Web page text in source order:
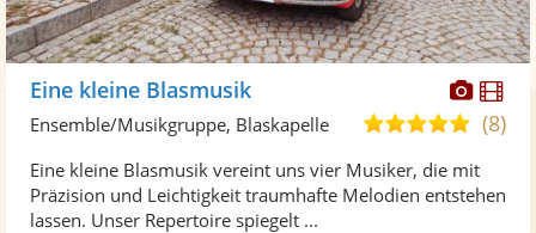
Fotos
Eine kleine Blasmusik
4,9
5
(8)
Ensemble/Musikgruppe, Blaskapelle
Eine kleine Blasmusik vereint uns vier Musiker, die mit
Präzision und Leichtigkeit traumhafte Melodien entstehen
lassen. Unser Repertoire spiegelt ...